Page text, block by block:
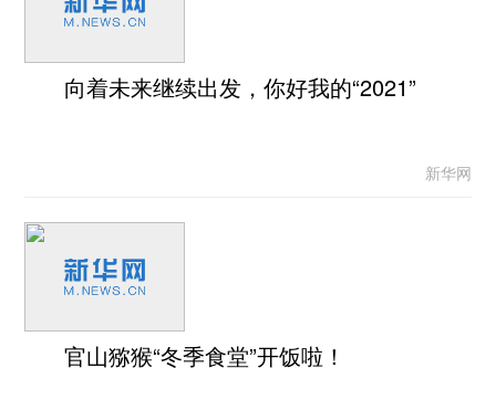
向着未来继续出发，你好我的“2021”
新华网
官山猕猴“冬季食堂”开饭啦！